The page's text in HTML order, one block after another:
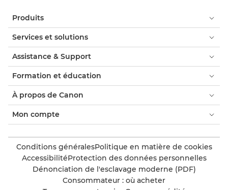
Produits
Services et solutions
Assistance & Support
Formation et éducation
À propos de Canon
Mon compte
Conditions généralesPolitique en matière de cookies
AccessibilitéProtection des données personnelles
Dénonciation de l'esclavage moderne (PDF)
Consommateur : où acheter